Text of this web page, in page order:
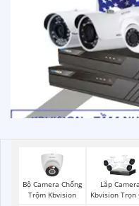
Bộ Camera Chống
Trộm Kbvision
Lắp Camera
Kbvision Trọn